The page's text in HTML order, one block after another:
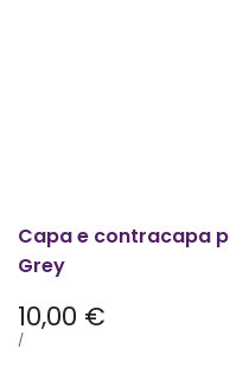
Capa e contracapa
Grey
Preço
promocional
10,00 €
PREÇO
/POR